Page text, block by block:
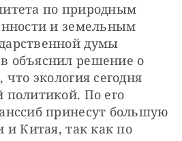
по природным
и земельным
думы
объяснил решение о
экология сегодня
политикой. По его
принесут большую
и Китая, так как по